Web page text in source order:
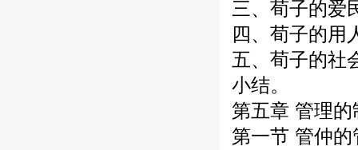
三、荀子的爱
四、荀子的用
五、荀子的社
小结。
第五章 管理
第一节 管仲